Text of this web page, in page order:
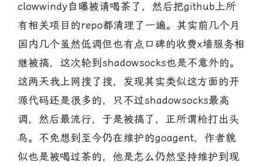
clowwindy自曝被请喝茶了，然后把github上所
有相关项目的repo都清理了一遍。其实前几个月
国内几个虽然低调但也有点口碑的收费x墙服务相
继被搞，这次轮到shadowsocks也是不意外的。
这两天我上网搜了搜，发现其实类似这方面的开
源代码还是很多的，只不过shadowsocks最高
调，然后最流行，于是被搞了，正所谓枪打出头
鸟。不免想到至今仍在维护的goagent，作者貌
似也是被喝过茶的，他是怎么仍然坚持维护到现